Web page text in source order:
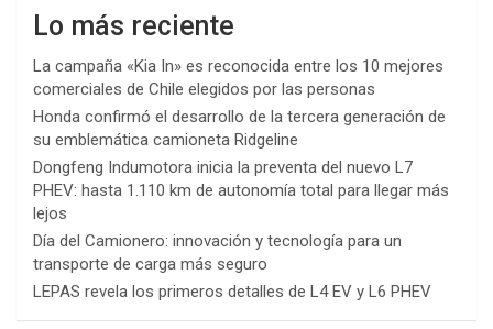
Lo más reciente
La campaña «Kia In» es reconocida entre los 10 mejores
comerciales de Chile elegidos por las personas
Honda confirmó el desarrollo de la tercera generación de
su emblemática camioneta Ridgeline
Dongfeng Indumotora inicia la preventa del nuevo L7
PHEV: hasta 1.110 km de autonomía total para llegar más
lejos
Día del Camionero: innovación y tecnología para un
transporte de carga más seguro
LEPAS revela los primeros detalles de L4 EV y L6 PHEV